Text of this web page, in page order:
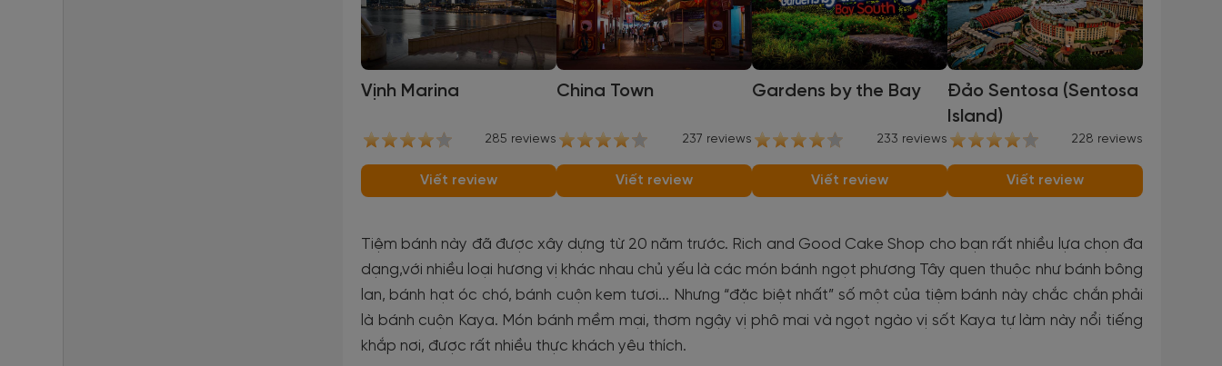
Vịnh Marina
285 reviews
Viết review
China Town
237 reviews
Viết review
Gardens by the Bay
233 reviews
Viết review
Đảo Sentosa (Sentosa
Island)
228 reviews
Viết review
Tiệm bánh này đã được xây dựng từ 20 năm trước. Rich and Good Cake Shop cho bạn rất nhiều lựa chọn đa
dạng,với nhiều loại hương vị khác nhau chủ yếu là các món bánh ngọt phương Tây quen thuộc như bánh bông
lan, bánh hạt óc chó, bánh cuộn kem tươi... Nhưng “đặc biệt nhất” số một của tiệm bánh này chắc chắn phải
là bánh cuộn Kaya. Món bánh mềm mại, thơm ngậy vị phô mai và ngọt ngào vị sốt Kaya tự làm này nổi tiếng
khắp nơi, được rất nhiều thực khách yêu thích.